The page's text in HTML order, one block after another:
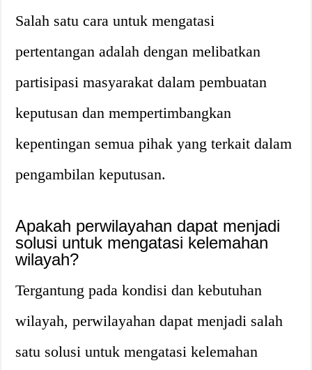
Salah satu cara untuk mengatasi
pertentangan adalah dengan melibatkan
partisipasi masyarakat dalam pembuatan
keputusan dan mempertimbangkan
kepentingan semua pihak yang terkait dalam
pengambilan keputusan.
Apakah perwilayahan dapat menjadi
solusi untuk mengatasi kelemahan
wilayah?
Tergantung pada kondisi dan kebutuhan
wilayah, perwilayahan dapat menjadi salah
satu solusi untuk mengatasi kelemahan